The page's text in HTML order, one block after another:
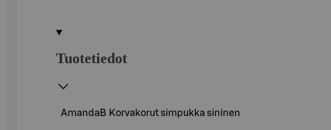
Tuotetiedot
AmandaB Korvakorut simpukka sininen